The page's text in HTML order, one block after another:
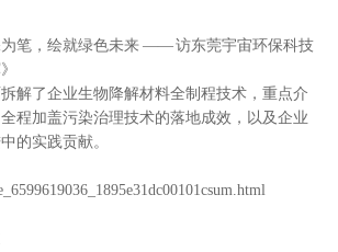
笔，绘就绿色未来 —— 访东莞宇宙环保科技
解了企业生物降解材料全制程技术，重点介
程加盖污染治理技术的落地成效，以及企业
的实践贡献。